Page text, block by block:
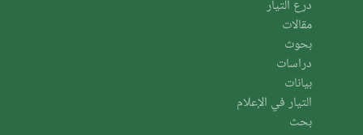
درع التيار
مقالات
بحوث
دراسات
بيانات
التيار في الإعلام
بحث